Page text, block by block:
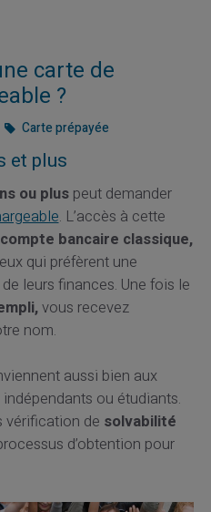
carte de
?
Carte prépayée
et plus
ou pluspeut demander
. L’accès à cette
compte bancaire classique,
qui préfèrent une
de leurs finances. Une fois le
vous recevez
nom.
aussi bien aux
ou étudiants.
vérification de solvabilité
d’obtention pour